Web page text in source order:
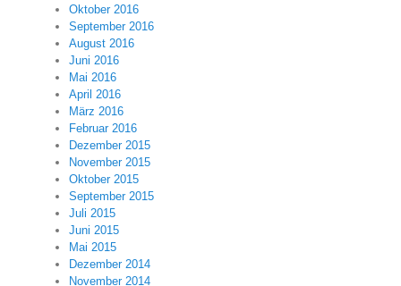
Oktober 2016
September 2016
August 2016
Juni 2016
Mai 2016
April 2016
März 2016
Februar 2016
Dezember 2015
November 2015
Oktober 2015
September 2015
Juli 2015
Juni 2015
Mai 2015
Dezember 2014
November 2014